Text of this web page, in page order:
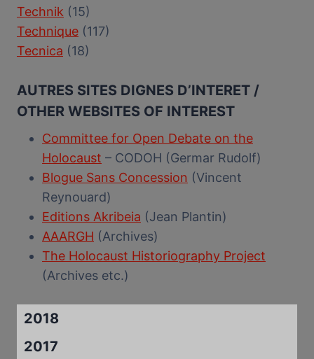
Technik (15)
Technique (117)
Tecnica (18)
AUTRES SITES DIGNES D’INTERET /
OTHER WEBSITES OF INTEREST
Committee for Open Debate on the
Holocaust – CODOH (Germar Rudolf)
Blogue Sans Concession (Vincent
Reynouard)
Editions Akribeia (Jean Plantin)
AAARGH (Archives)
The Holocaust Historiography Project
(Archives etc.)
2018
2017